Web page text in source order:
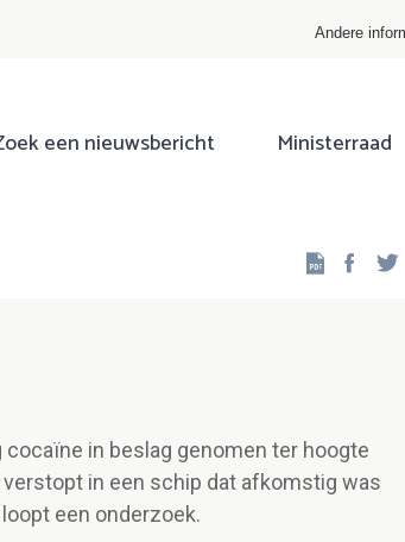
Andere
een nieuwsbericht Ministerraad
cocaïne in beslag genomen ter hoogte
verstopt in een schip dat afkomstig was
een onderzoek.